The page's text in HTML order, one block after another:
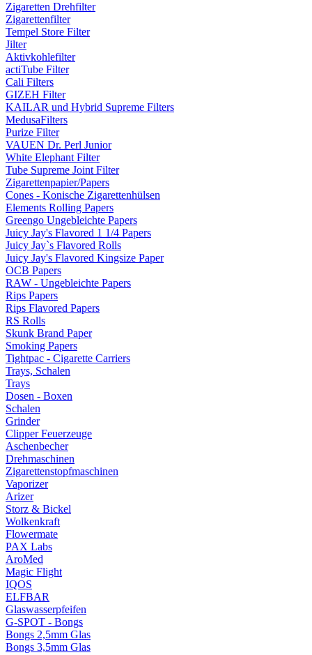
Zigaretten Drehfilter
Zigarettenfilter
Tempel Store Filter
Jilter
Aktivkohlefilter
actiTube Filter
Cali Filters
GIZEH Filter
KAILAR und Hybrid Supreme Filters
MedusaFilters
Purize Filter
VAUEN Dr. Perl Junior
White Elephant Filter
Tube Supreme Joint Filter
Zigarettenpapier/Papers
Cones - Konische Zigarettenhülsen
Elements Rolling Papers
Greengo Ungebleichte Papers
Juicy Jay's Flavored 1 1/4 Papers
Juicy Jay`s Flavored Rolls
Juicy Jay's Flavored Kingsize Paper
OCB Papers
RAW - Ungebleichte Papers
Rips Papers
Rips Flavored Papers
RS Rolls
Skunk Brand Paper
Smoking Papers
Tightpac - Cigarette Carriers
Trays, Schalen
Trays
Dosen - Boxen
Schalen
Grinder
Clipper Feuerzeuge
Aschenbecher
Drehmaschinen
Zigarettenstopfmaschinen
Vaporizer
Arizer
Storz & Bickel
Wolkenkraft
Flowermate
PAX Labs
AroMed
Magic Flight
IQOS
ELFBAR
Glaswasserpfeifen
G-SPOT - Bongs
Bongs 2,5mm Glas
Bongs 3,5mm Glas